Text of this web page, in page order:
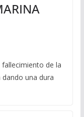
de la
una dura